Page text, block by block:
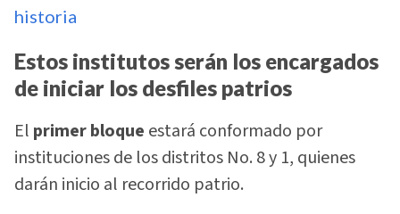
historia
Estos institutos serán los encargados
de iniciar los desfiles patrios
El primer bloque estará conformado por
instituciones de los distritos No. 8 y 1, quienes
darán inicio al recorrido patrio.